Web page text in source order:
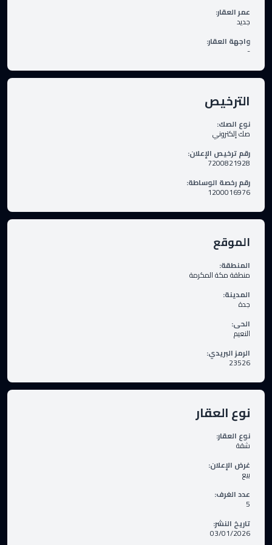
عمر العقار:
جديد
واجهة العقار:
-
الترخيص
نوع الصك:
صك إلكتروني
رقم ترخيص الإعلان:
7200821928
رقم رخصة الوساطة:
1200016976
الموقع
المنطقة:
منطقة مكة المكرمة
المدينة:
جدة
الحى:
النعيم
الرمز البريدي:
23526
نوع العقار
نوع العقار:
شقة
غرض الإعلان:
بيع
عدد الغرف:
5
تاريخ النشر:
03/01/2026